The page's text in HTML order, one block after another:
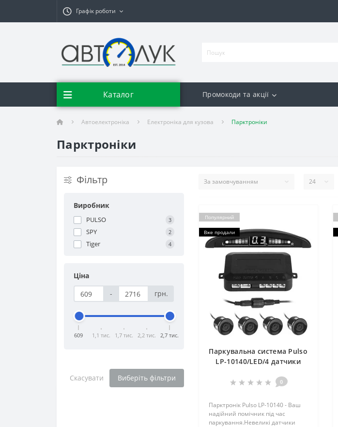
Графік роботи
Каталог Промокоди та акції
Автоелектроніка Електроніка для кузова Парктроніки
Парктроніки
Фільтр
Виробник
PULSO 3
SPY 2
Tiger 4
Ціна
-
грн.
609 1,1 тис. 1,7 тис. 2,2 тис. 2,7 тис.
Скасувати Виберіть фільтри
Популярний
Вже продали
Паркувальна система Pulso
LP-10140/LED/4 датчики
(LP-10140-black)
0
Парктронік Pulso LP-10140 - Ваш
надійний помічник під час
паркування.Невеликі датчики